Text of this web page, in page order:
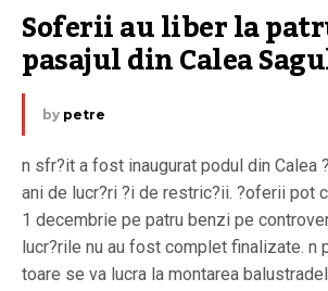
Soferii au liber la
pasajul din Calea
by petre
n sfr?it a fost inaugurat podul din Calea
ani de lucr?ri ?i de restric?ii. ?oferii pot
1 decembrie pe patru benzi pe
lucr?rile nu au fost complet finalizate. n
toare se va lucra la montarea